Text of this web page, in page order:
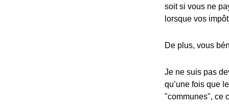
soit si vous ne
lorsque vos
De plus, vous
Je ne suis pas
qu’une fois que
"communes", ce